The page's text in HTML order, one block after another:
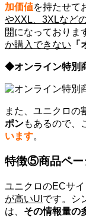
加価値を持たせて
やXXL、3XLなど
開になっておりま
か購入できない
◆オンライン特別
また、ユニクロの
ポンもあるので、
います。
特徴⑤商品ペー
ユニクロのECサイ
が高いUI です。シ
は、 その情報量の